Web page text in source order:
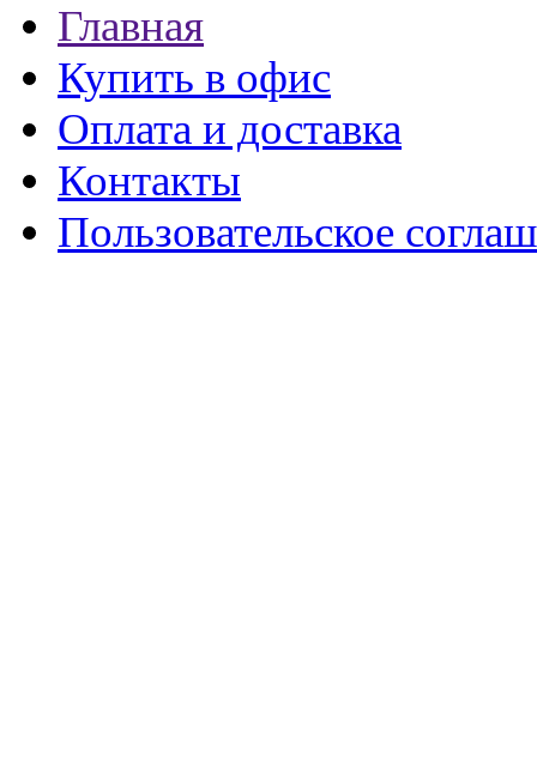
Главная
Купить в офис
Оплата и доставка
Контакты
Пользовательское